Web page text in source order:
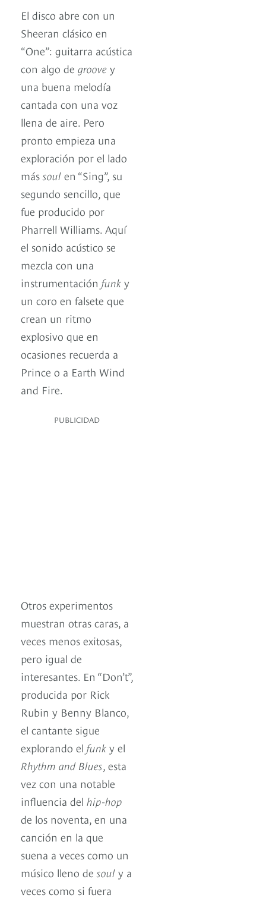
El disco abre con un
Sheeran clásico en
“One”: guitarra acústica
con algo de groove y
una buena melodía
cantada con una voz
llena de aire. Pero
pronto empieza una
exploración por el lado
más soul en “Sing”, su
segundo sencillo, que
fue producido por
Pharrell Williams. Aquí
el sonido acústico se
mezcla con una
instrumentación funk y
un coro en falsete que
crean un ritmo
explosivo que en
ocasiones recuerda a
Prince o a Earth Wind
and Fire.
PUBLICIDAD
Otros experimentos
muestran otras caras, a
veces menos exitosas,
pero igual de
interesantes. En “Don’t”,
producida por Rick
Rubin y Benny Blanco,
el cantante sigue
explorando el funk y el
Rhythm and Blues, esta
vez con una notable
influencia del hip-hop
de los noventa, en una
canción en la que
suena a veces como un
músico lleno de soul y a
veces como si fuera